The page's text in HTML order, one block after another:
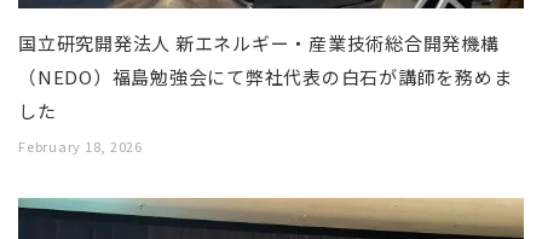
国立研究開発法人 新エネルギー・産業技術総合開発機構
（NEDO）福島勉強会にて弊社代表の白石が講師を務めま
した
February 18, 2026